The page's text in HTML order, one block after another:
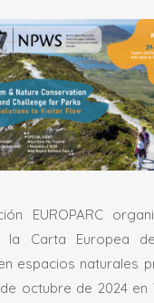
EUROPARC
la Carta Europea
espacios naturales
octubre de 2024 en